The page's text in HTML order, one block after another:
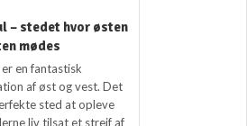
– stedet hvor østen
mødes
en fantastisk
af øst og vest. Det
sted at opleve
liv tilsat et strejf af